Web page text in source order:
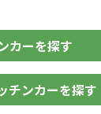
カーを探す
チンカーを探す